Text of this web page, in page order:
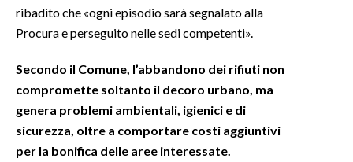
ribadito che «ogni episodio sarà segnalato alla
Procura e perseguito nelle sedi competenti».
Secondo il Comune, l’abbandono dei rifiuti non
compromette soltanto il decoro urbano, ma
genera problemi ambientali, igienici e di
sicurezza, oltre a comportare costi aggiuntivi
per la bonifica delle aree interessate.